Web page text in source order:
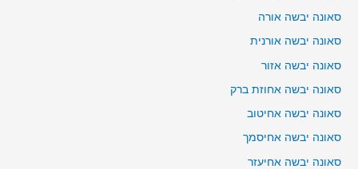
סאונה יבשה אורה
סאונה יבשה אורנית
סאונה יבשה אזור
סאונה יבשה אחוזת ברק
סאונה יבשה אחיטוב
סאונה יבשה אחיסמך
סאונה יבשה אחיעזר